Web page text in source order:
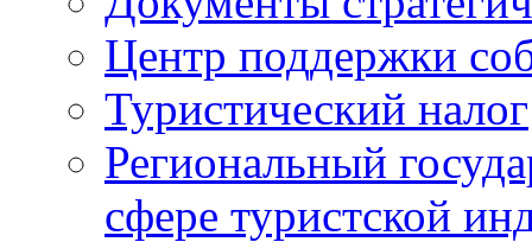
Центр поддержки
Туристический налог
Региональный
сфере туристской